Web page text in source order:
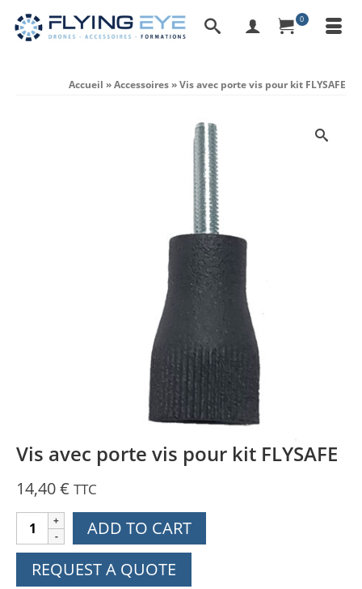
0
Accueil »Accessoires»Vis avec porte vis pour kit FLYSAFE
Vis avec porte vis pour kit FLYSAFE
14,40€ TTC
Vis
avec
porte
ADD TO CART
REQUEST A QUOTE